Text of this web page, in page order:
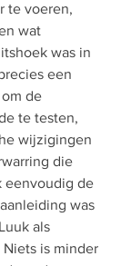
te voeren,
wat
was in
een
de
te testen,
wijzigingen
die
eenvoudig de
was
als
is minder